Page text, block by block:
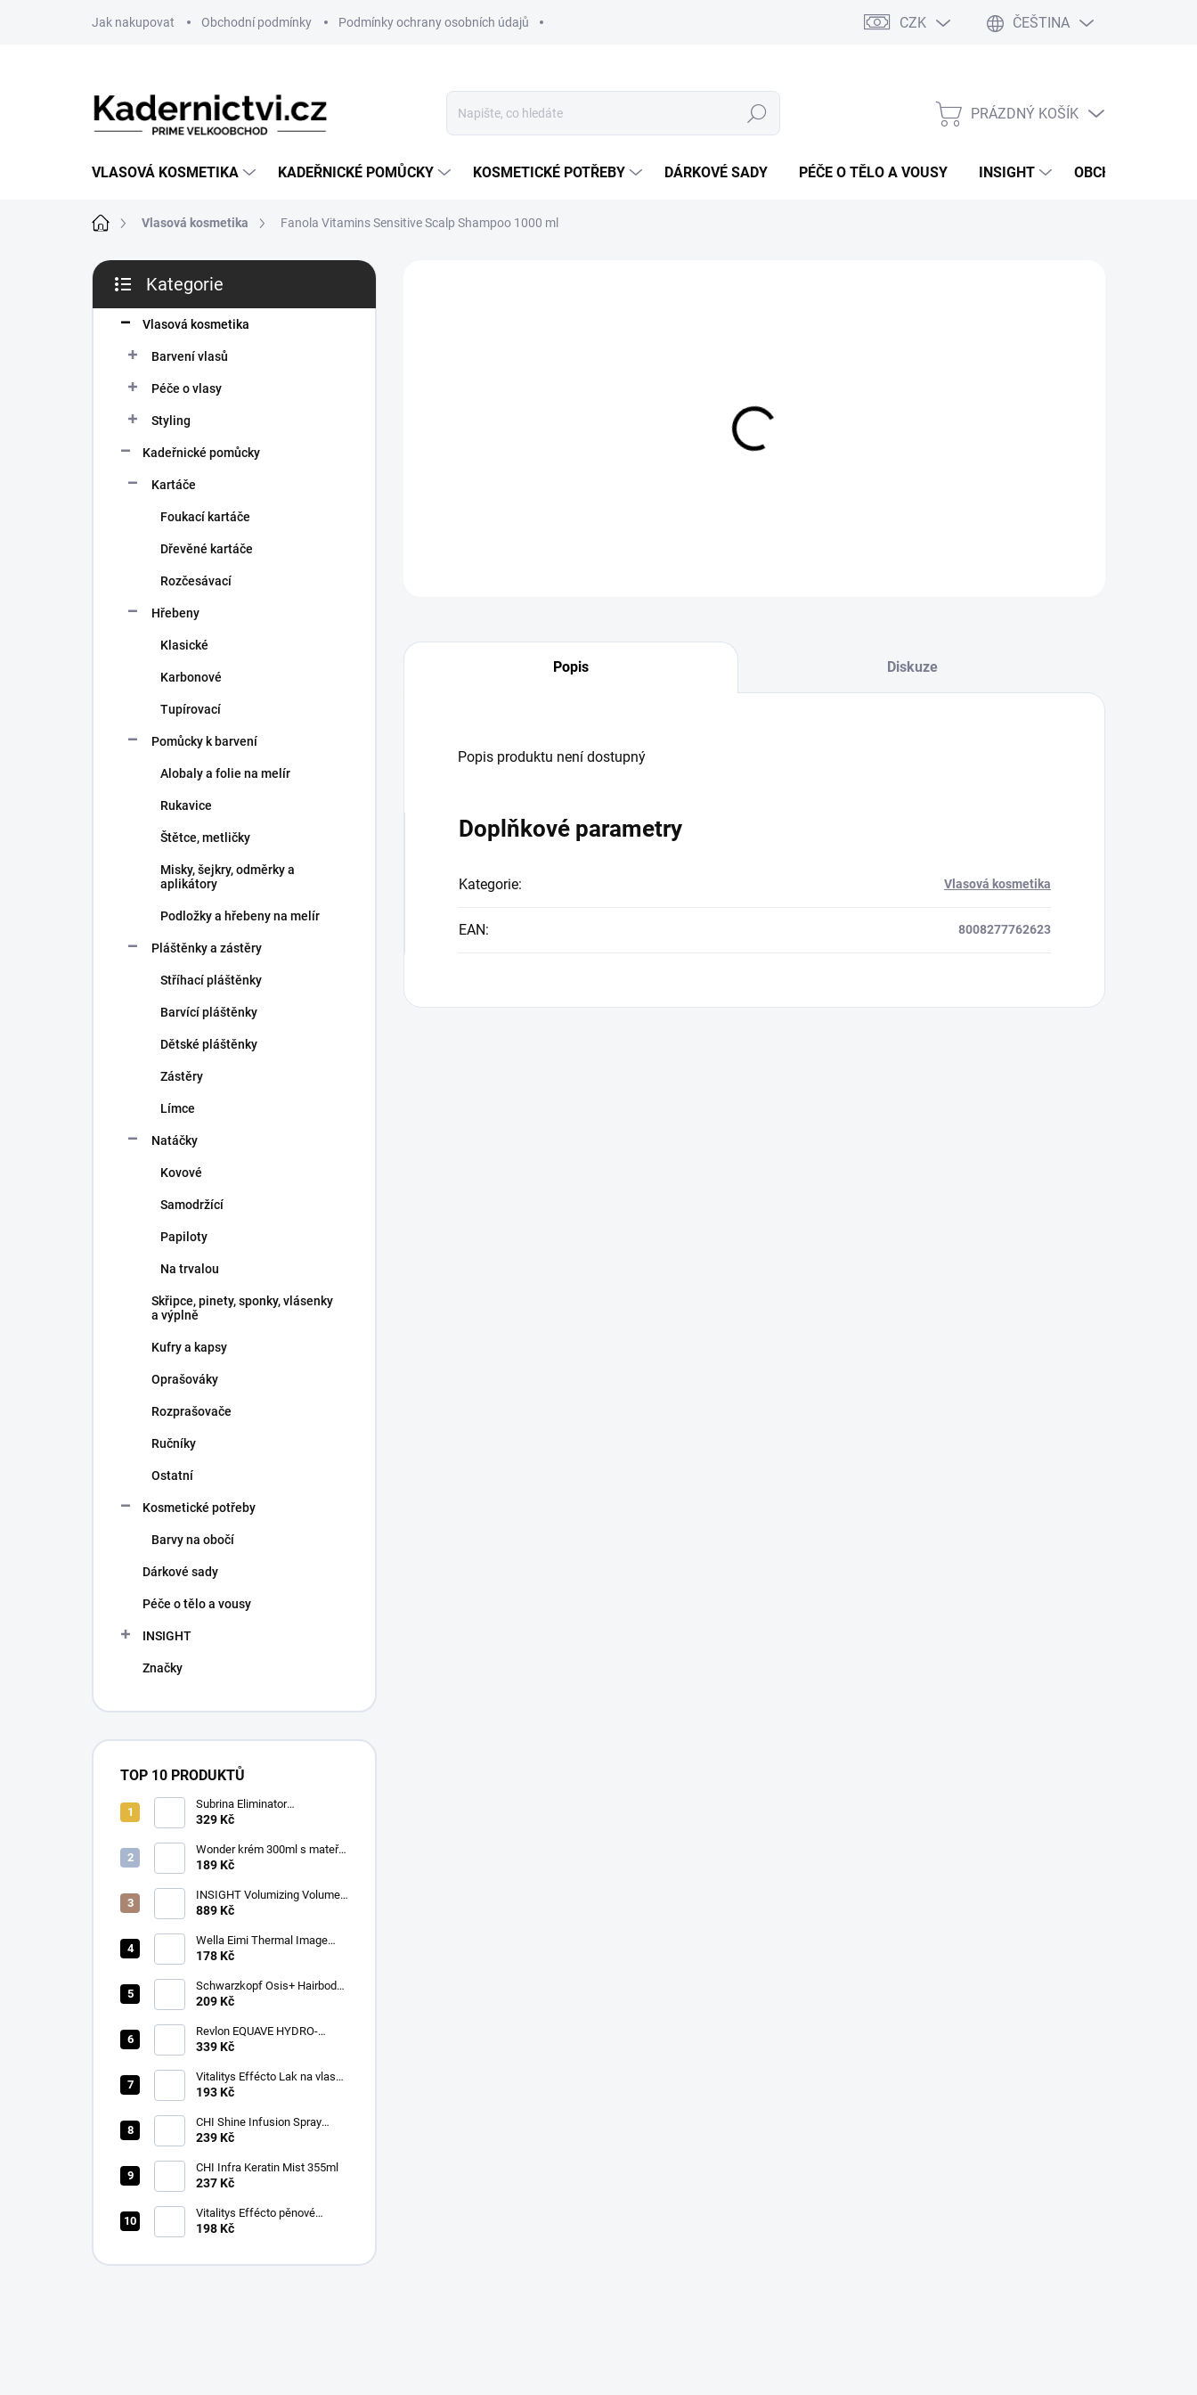
Jak nakupovat Obchodní podmínky Podmínky ochrany osobních údajů CZK ČEŠTINA
Hledat
NÁKUPNÍ
PRÁZDNÝ KOŠÍK
VLASOVÁ KOSMETIKA KADEŘNICKÉ POMŮCKY KOSMETICKÉ POTŘEBY DÁRKOVÉ SADY PÉČE O TĚLO A VOUSY INSIGHT OBCHODNÍ
Domů Vlasová kosmetika Fanola Vitamins Sensitive Scalp Shampoo 1000 ml
P
s
kategorie
Kategorie
Vlasová kosmetika
Barvení vlasů
Péče o vlasy
Styling
Kadeřnické pomůcky
Kartáče
Foukací kartáče
Dřevěné kartáče
Rozčesávací
Hřebeny
Klasické
Karbonové
Tupírovací
Pomůcky k barvení
Alobaly a folie na melír
Rukavice
Štětce, metličky
Misky, šejkry, odměrky a
aplikátory
Podložky a hřebeny na melír
Pláštěnky a zástěry
Stříhací pláštěnky
Barvící pláštěnky
Dětské pláštěnky
Zástěry
Límce
Natáčky
Kovové
Samodržící
Papiloty
Na trvalou
Skřipce, pinety, sponky, vlásenky
a výplně
Kufry a kapsy
Oprašováky
Rozprašovače
Ručníky
Ostatní
Kosmetické potřeby
Barvy na obočí
Dárkové sady
Péče o tělo a vousy
INSIGHT
Značky
TOP 10 PRODUKTŮ
Subrina Eliminator
odstraňovač barvy 2 x 100 ml
329 Kč
Wonder krém 300ml s mateří
kašičkou
189 Kč
INSIGHT Volumizing Volume
Up Shampoo 900 ml
889 Kč
Wella Eimi Thermal Image
150 ml
178 Kč
Schwarzkopf Osis+ Hairbody
Bodifying Spray 200 ml
209 Kč
Revlon EQUAVE HYDRO-
DETANGLING CONDITIONER
339 Kč
Vitalitys Effécto Lak na vlasy
silný 500 ml
193 Kč
CHI Shine Infusion Spray
150g
239 Kč
CHI Infra Keratin Mist 355ml
237 Kč
Vitalitys Effécto pěnové
tužidlo silné 250 ml
198 Kč
Popis Diskuze
Popis produktu není dostupný
Doplňkové parametry
Kategorie: Vlasová kosmetika
EAN: 8008277762623